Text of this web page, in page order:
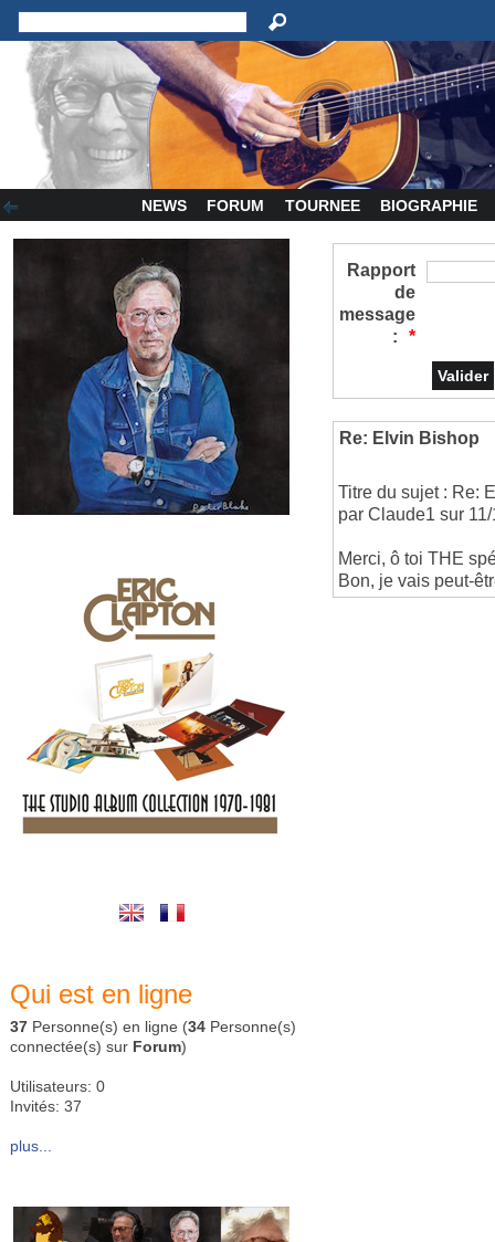
NEWS FORUM TOURNEE BIOGRAPHIE
Qui est en ligne
37 Personne(s) en ligne (34 Personne(s)
connectée(s) sur Forum)
Utilisateurs: 0
Invités: 37
plus...
Rapport
de
message
:
*
Re: Elvin Bishop
Titre du sujet : Re:
par Claude1 sur
Merci, ô toi THE
Bon, je vais peut-